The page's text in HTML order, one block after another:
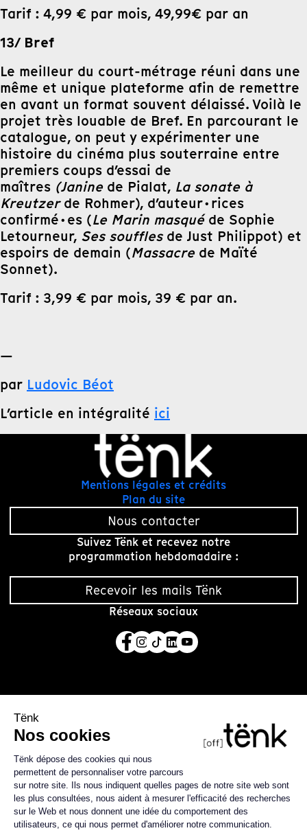
Tarif : 4,99 € par mois, 49,99€ par an
13/ Bref
Le meilleur du court-métrage réuni dans une
même et unique plateforme afin de remettre
en avant un format souvent délaissé. Voilà le
projet très louable de Bref. En parcourant le
catalogue, on peut y expérimenter une
histoire du cinéma plus souterraine entre
premiers coups d’essai de
maîtres (Janinede Pialat, La sonate à
Kreutzerde Rohmer), d’auteur·rices
confirmé·es (Le Marin masquéde Sophie
Letourneur, Ses soufflesde Just Philippot) et
espoirs de demain (Massacrede Maïté
Sonnet).
Tarif : 3,99 € par mois, 39 € par an.
—
par Ludovic Béot
L’article en intégralité ici
Mentions légales et crédits
Plan du site
Nous contacter
Suivez Tënk et recevez notre
programmation hebdomadaire :
Recevoir les mails Tënk
Réseaux sociaux